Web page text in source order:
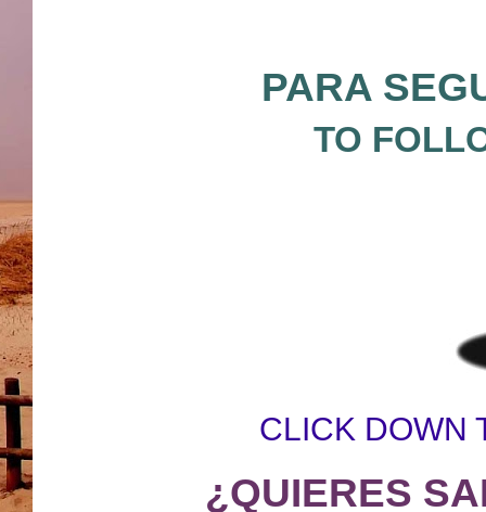
PARA
TO
CLICK DOWN
¿QUIERES